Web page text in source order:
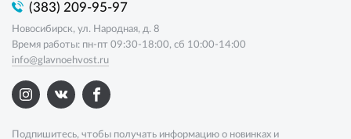
(383) 209-95-97
Новосибирск, ул. Народная, д. 8
Время работы: пн-пт 09:30-18:00, сб 10:00-14:00
info@glavnoehvost.ru
Подпишитесь, чтобы получать информацию о новинках и